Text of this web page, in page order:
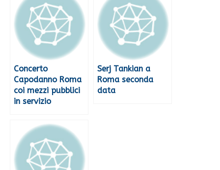
Concerto
Capodanno Roma
coi mezzi pubblici
in servizio
Serj Tankian a
Roma seconda
data